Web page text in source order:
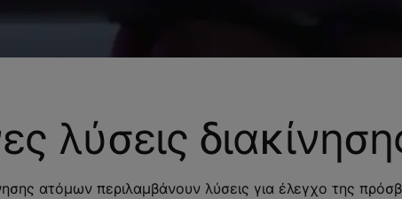
λύσεις
ατόμων περιλαμβάνουν λύσεις για έλεγχο της